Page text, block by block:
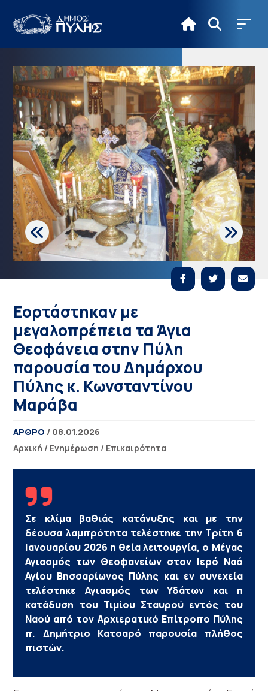
Εορτάστηκαν με
μεγαλοπρέπεια τα Άγια
Θεοφάνεια στην Πύλη
παρουσία του Δημάρχου
Πύλης κ. Κωνσταντίνου
Μαράβα
ΑΡΘΡΟ / 08.01.2026
Αρχική / Ενημέρωση / Επικαιρότητα
Σε κλίμα βαθιάς κατάνυξης και με την
δέουσα λαμπρότητα τελέστηκε την Τρίτη 6
Ιανουαρίου 2026 η θεία λειτουργία, ο Μέγας
Αγιασμός των Θεοφανείων στον Ιερό Ναό
Αγίου Βησσαρίωνος Πύλης και εν συνεχεία
τελέστηκε Αγιασμός των Υδάτων και η
κατάδυση του Τιμίου Σταυρού εντός του
Ναού από τον Αρχιερατικό Επίτροπο Πύλης
π. Δημήτριο Κατσαρό παρουσία πλήθος
πιστών.